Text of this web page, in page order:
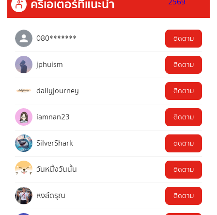
ครีเอเตอร์ที่แนะนำ
080******* ติดตาม
jphuism ติดตาม
dailyjourney ติดตาม
iamnan23 ติดตาม
SilverShark ติดตาม
วันหนึ่งวันนั้น ติดตาม
หงส์ดรุณ ติดตาม